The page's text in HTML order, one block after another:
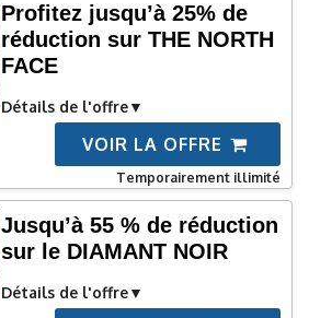
Profitez jusqu’à 25% de
réduction sur THE NORTH
FACE
Détails de l'offre
VOIR LA OFFRE
Temporairement illimité
Jusqu’à 55 % de réduction
sur le DIAMANT NOIR
Détails de l'offre